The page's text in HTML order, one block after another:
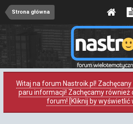
Strona główna
Witaj na forum Nastroik.pl!
paru informacji! Zachęcamy również
forum! [Kliknij by wyświetlić